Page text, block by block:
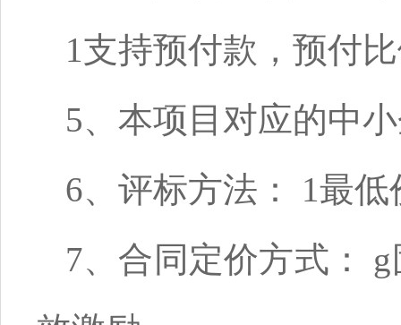
1支持预付款，预付
5、本项目对应的中
6、评标方法： 1最
7、合同定价方式： g